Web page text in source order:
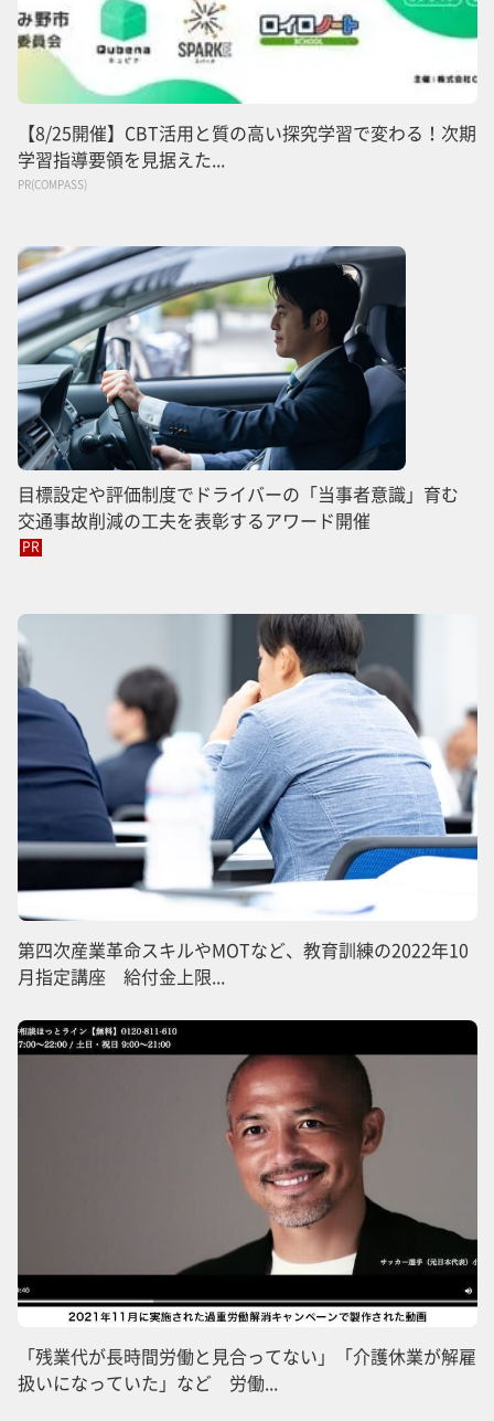
【8/25開催】CBT活用と質の高い探究学習で変わる！次期
学習指導要領を見据えた...
PR(COMPASS)
目標設定や評価制度でドライバーの「当事者意識」育む
交通事故削減の工夫を表彰するアワード開催
PR
第四次産業革命スキルやMOTなど、教育訓練の2022年10
月指定講座 給付金上限...
「残業代が長時間労働と見合ってない」「介護休業が解雇
扱いになっていた」など 労働...